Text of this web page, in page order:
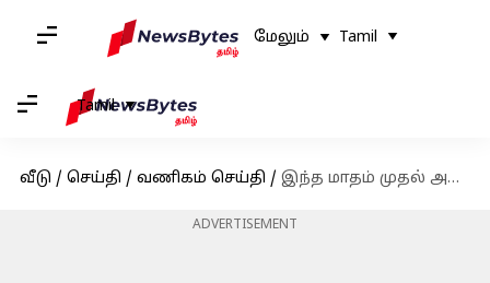
மேலும் Tamil
Tamil
வீடு / செய்தி / வணிகம் செய்தி / இந்த மாதம் முதல் அனைத்து ஊழியர்களின் சம்பளத்தையும் உயர்த்த HCLTech திட்டமிட்டுள்ளது
ADVERTISEMENT